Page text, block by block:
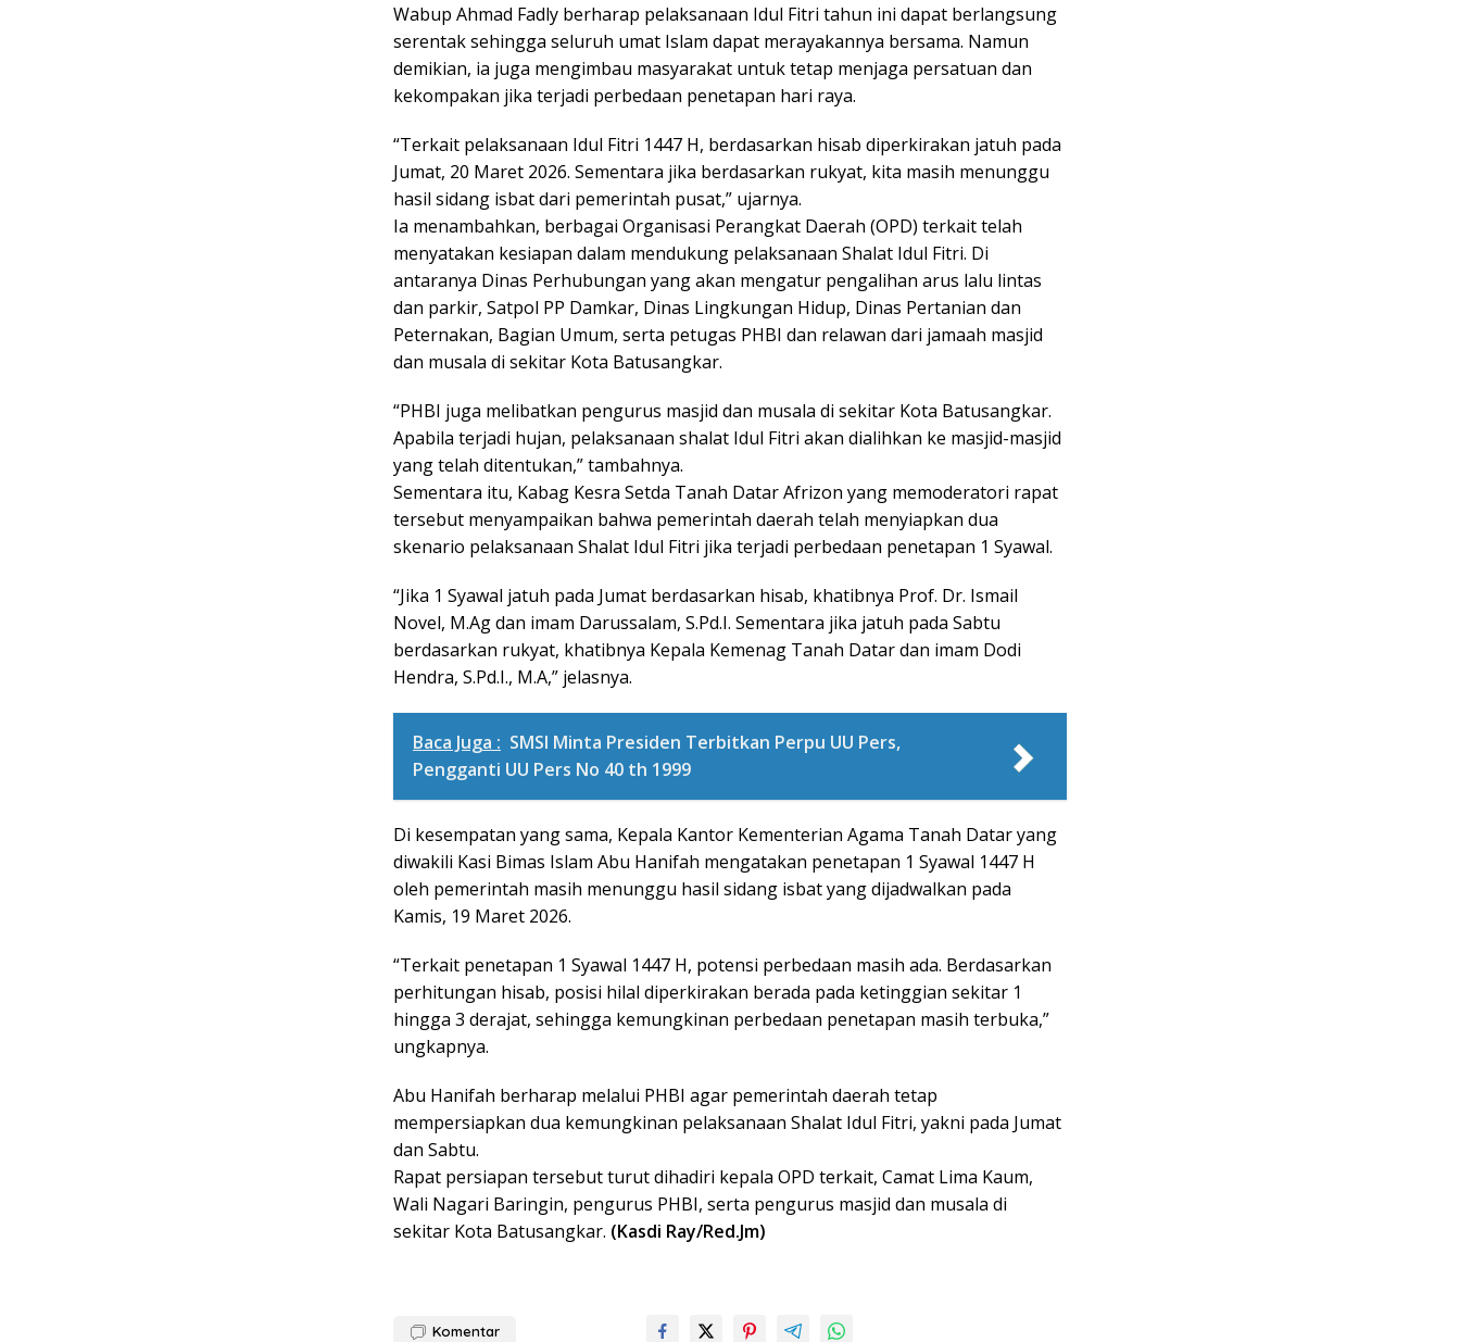
Wabup Ahmad Fadly berharap pelaksanaan Idul Fitri tahun ini dapat berlangsung
serentak sehingga seluruh umat Islam dapat merayakannya bersama. Namun
demikian, ia juga mengimbau masyarakat untuk tetap menjaga persatuan dan
kekompakan jika terjadi perbedaan penetapan hari raya.
“Terkait pelaksanaan Idul Fitri 1447 H, berdasarkan hisab diperkirakan jatuh pada
Jumat, 20 Maret 2026. Sementara jika berdasarkan rukyat, kita masih menunggu
hasil sidang isbat dari pemerintah pusat,” ujarnya.
Ia menambahkan, berbagai Organisasi Perangkat Daerah (OPD) terkait telah
menyatakan kesiapan dalam mendukung pelaksanaan Shalat Idul Fitri. Di
antaranya Dinas Perhubungan yang akan mengatur pengalihan arus lalu lintas
dan parkir, Satpol PP Damkar, Dinas Lingkungan Hidup, Dinas Pertanian dan
Peternakan, Bagian Umum, serta petugas PHBI dan relawan dari jamaah masjid
dan musala di sekitar Kota Batusangkar.
“PHBI juga melibatkan pengurus masjid dan musala di sekitar Kota Batusangkar.
Apabila terjadi hujan, pelaksanaan shalat Idul Fitri akan dialihkan ke masjid-masjid
yang telah ditentukan,” tambahnya.
Sementara itu, Kabag Kesra Setda Tanah Datar Afrizon yang memoderatori rapat
tersebut menyampaikan bahwa pemerintah daerah telah menyiapkan dua
skenario pelaksanaan Shalat Idul Fitri jika terjadi perbedaan penetapan 1 Syawal.
“Jika 1 Syawal jatuh pada Jumat berdasarkan hisab, khatibnya Prof. Dr. Ismail
Novel, M.Ag dan imam Darussalam, S.Pd.I. Sementara jika jatuh pada Sabtu
berdasarkan rukyat, khatibnya Kepala Kemenag Tanah Datar dan imam Dodi
Hendra, S.Pd.I., M.A,” jelasnya.
Baca Juga : SMSI Minta Presiden Terbitkan Perpu UU Pers,
Pengganti UU Pers No 40 th 1999
Di kesempatan yang sama, Kepala Kantor Kementerian Agama Tanah Datar yang
diwakili Kasi Bimas Islam Abu Hanifah mengatakan penetapan 1 Syawal 1447 H
oleh pemerintah masih menunggu hasil sidang isbat yang dijadwalkan pada
Kamis, 19 Maret 2026.
“Terkait penetapan 1 Syawal 1447 H, potensi perbedaan masih ada. Berdasarkan
perhitungan hisab, posisi hilal diperkirakan berada pada ketinggian sekitar 1
hingga 3 derajat, sehingga kemungkinan perbedaan penetapan masih terbuka,”
ungkapnya.
Abu Hanifah berharap melalui PHBI agar pemerintah daerah tetap
mempersiapkan dua kemungkinan pelaksanaan Shalat Idul Fitri, yakni pada Jumat
dan Sabtu.
Rapat persiapan tersebut turut dihadiri kepala OPD terkait, Camat Lima Kaum,
Wali Nagari Baringin, pengurus PHBI, serta pengurus masjid dan musala di
sekitar Kota Batusangkar. (Kasdi Ray/Red.Jm)
Komentar